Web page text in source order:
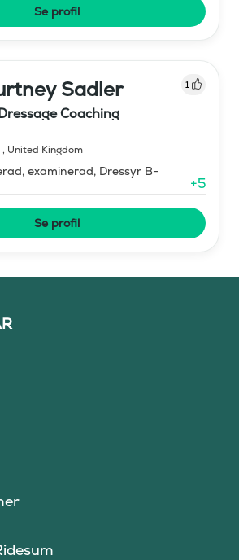
Se profil
Sadler 1
Coaching
, United Kingdom
examinerad, Dressyr B-
+5
Se profil